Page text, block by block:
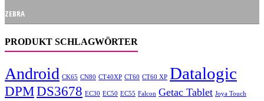
ZEBRA
PRODUKT SCHLAGWÖRTER
Android CK65 CN80 CT40XP CT60 CT60 XP Datalogic
DPMDS3678 EC30 EC50 EC55 Falcon Getac Tablet Joya Touch